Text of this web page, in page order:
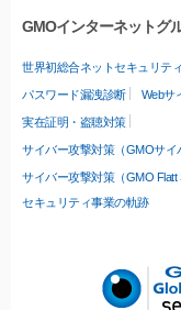
GMOインターネットグ
世界初総合ネットセキュリテ
パスワード漏洩診断 Webサ
実在証明・盗聴対策
サイバー攻撃対策（GMOサイ
サイバー攻撃対策（GMO Flatt
セキュリティ事業の軌跡